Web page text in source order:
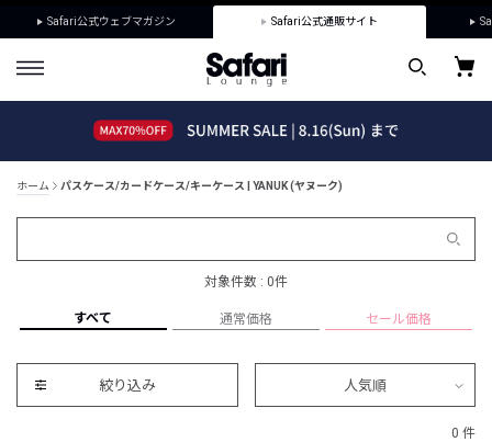
Safari公式ウェブマガジン Safari公式通販サイト
ホーム パスケース/カードケース/キーケース | YANUK (ヤヌーク)
対象件数 : 0件
すべて 通常価格 セール価格
絞り込み 人気順
0 件